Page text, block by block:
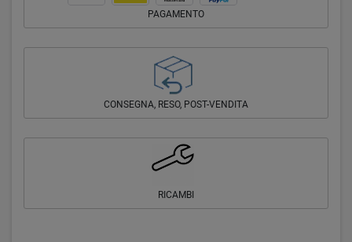
PAGAMENTO
CONSEGNA, RESO, POST-VENDITA
RICAMBI